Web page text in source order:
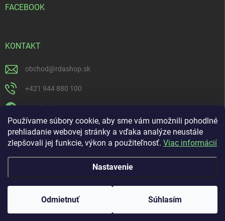
Používame súbory cookie, aby sme vám umožnili pohodlné
prehliadanie webovej stránky a vďaka analýze neustále
zlepšovali jej funkcie, výkon a použiteľnosť. Viac informácií
Nastavenie
Odmietnuť Súhlasím
FACEBOOK
KONTAKT
obchod@rdashop.sk
+421 944 880 100
Facebook
rda_rdashop
https://www.youtube.com/channel/UCSillo0X5j1_5o-ijdrpwaQ
Vytvoril Shoptet
Copyright 2026 . Všetky práva vyhradené.